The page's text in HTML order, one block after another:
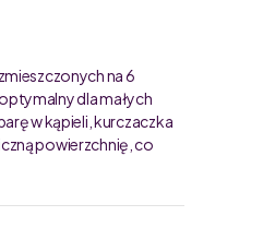
na 6
dla małych
w kąpieli, kurczaczka
powierzchnię, co